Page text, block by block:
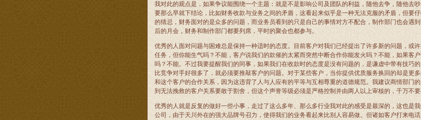
我对此的观点是，如果争议能围绕一个主题：就是不是影响公司及团队的利益，随他去争，随他去
要那么早就下结论，比如财务收款与业务之间的矛盾，这看起来似乎是一种无法克服的矛盾，但要
的猜忌，财务面对的是众多的问题，而业务员看到的只是自己的事情对方不配合，制作部门也会遇
后的月会，财务和制作部门都要列席，平时的聚会也都参与。
优秀的人面对问题与困难总是保持一种适时的态度。目前客户对我们已经提出了许多新的问题，或
任务，但你能生气吗？不能，客户说我们的款催的太紧而突然中断合作你能发火吗？不能，如果客
吗？不能。不过我要提醒我们的同事，如果我们在收款时的态度是没有问题的，是谦虚中带有技巧
比竞争对手好很多了，就必须要推敲客户的问题。对于某些客户，当你提供优质服务换回的却是更
和这个客户的合作关系，因为这违背了人与人应有的平等与互相尊重的道德规范。我建议商情部门
到无法挽救的客户关系要敢于割舍，但这个声誉等级必须是严格控制并由两人以上审核的，千万不要
优秀的人就是反复的做好一些小事，走过了这么多年、那么多行业我对此的感受是最深的，这也是
公司，由于天川外在的强大品牌号召力，使得我们的业务看起来比别人容易做。但诸如客户打来电